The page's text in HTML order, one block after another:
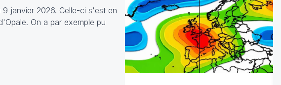
janvier 2026. Celle-ci s'est en
On a par exemple pu